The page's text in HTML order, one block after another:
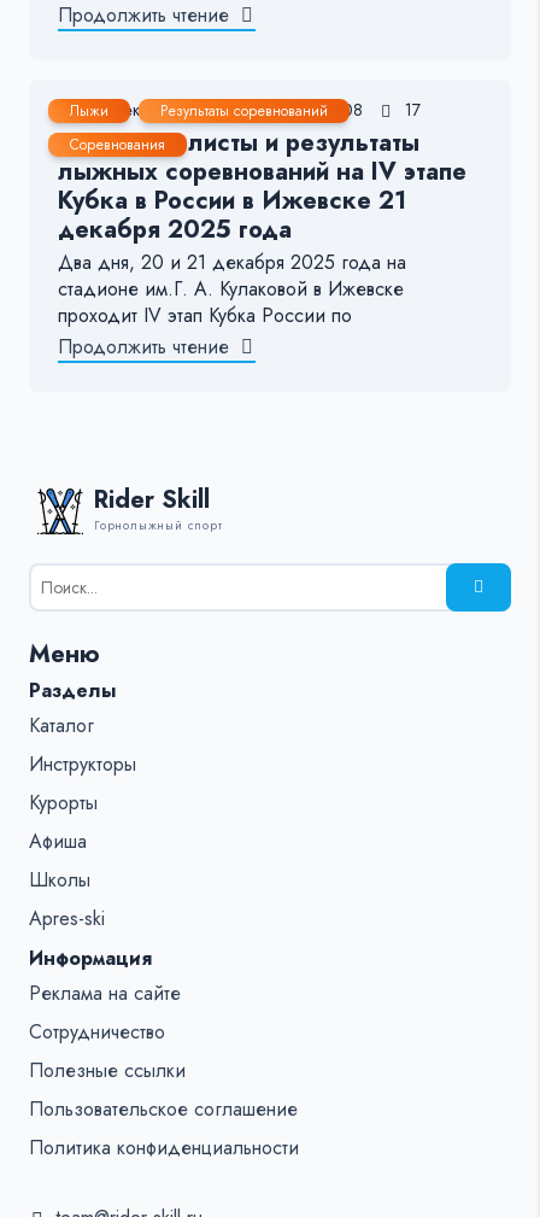
Продолжить чтение
Лыжи
Результаты соревнований
Соревнования
20 Дек, 2025 1-2 мин. 508 17
Стартовые листы и результаты
лыжных соревнований на IV этапе
Кубка в России в Ижевске 21
декабря 2025 года
Два дня, 20 и 21 декабря 2025 года на
стадионе им.Г. А. Кулаковой в Ижевске
проходит IV этап Кубка России по
Продолжить чтение
Rider Skill
Горнолыжный спорт
Результаты
поиска
%s:
Меню
Разделы
Каталог
Инструкторы
Курорты
Афиша
Школы
Apres-ski
Информация
Реклама на сайте
Сотрудничество
Полезные ссылки
Пользовательское соглашение
Политика конфиденциальности